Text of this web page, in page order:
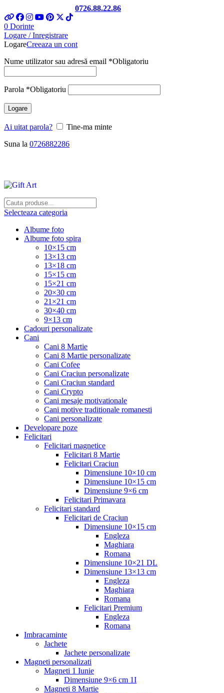
0726.88.22.86
0 Dorinte
Logare / Inregistrare
LogareCreeaza un cont
Nume utilizator sau adresă email *Obligatoriu
Parola *Obligatoriu
Logare
Ai uitat parola?
Tine-ma minte
Suna la 0726882286
Selecteaza categoria
Albume foto
Albume foto spira
10×15 cm
13×13 cm
13×18 cm
15×15 cm
15×21 cm
20×30 cm
21×21 cm
30×40 cm
9×13 cm
Cadouri personalizate
Cani
Cani 8 Martie
Cani 8 Martie personalizate
Cani Cofee
Cani Craciun personalizate
Cani Craciun standard
Cani Crypto
Cani mesaje motivationale
Cani motive traditionale romanesti
Cani personalizate
Developare poze
Felicitari
Felicitari magnetice
Felicitari 8 Martie
Felicitari Craciun
Dimensiune 10×10 cm
Dimensiune 10×15 cm
Dimensiune 9×6 cm
Felicitari Primavara
Felicitari standard
Felicitari de Craciun
Dimensiune 10×15 cm
Engleza
Maghiara
Romana
Dimensiune 10×21 DL
Dimensiune 13×13 cm
Engleza
Maghiara
Romana
Felicitari Premium
Engleza
Romana
Imbracaminte
Jachete
Jachete personalizate
Magneti personalizati
Magneti 1 Iunie
Dimensiune 9×6 cm 1I
Magneti 8 Martie